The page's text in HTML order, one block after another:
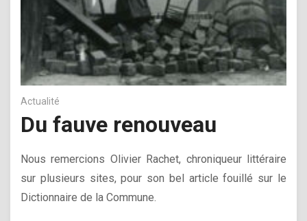
Actualité
Du fauve renouveau
Nous remercions Olivier Rachet, chroniqueur littéraire
sur plusieurs sites, pour son bel article fouillé sur le
Dictionnaire de la Commune.